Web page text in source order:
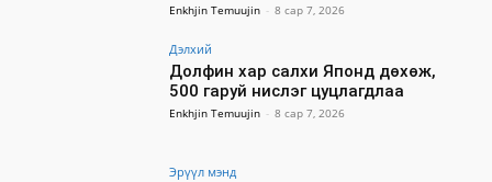
Enkhjin Temuujin - 8 сар 7, 2026
Дэлхий
Долфин хар салхи Японд дөхөж,
500 гаруй нислэг цуцлагдлаа
Enkhjin Temuujin - 8 сар 7, 2026
Эрүүл мэнд